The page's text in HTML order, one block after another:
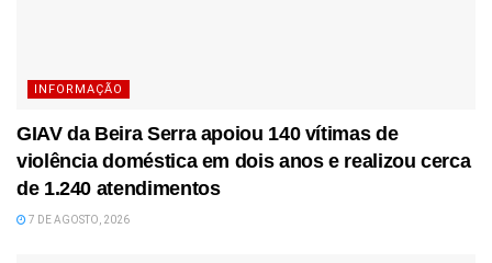
INFORMAÇÃO
GIAV da Beira Serra apoiou 140 vítimas de
violência doméstica em dois anos e realizou cerca
de 1.240 atendimentos
7 DE AGOSTO, 2026